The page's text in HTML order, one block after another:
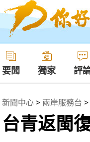
要聞 獨家 評
新聞中心> 兩岸服務台 >
台青返閩